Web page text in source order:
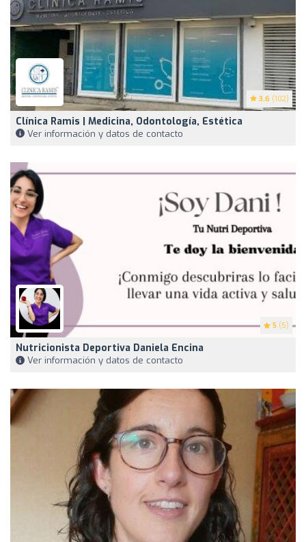
3.6 (102)
Clínica Ramis | Medicina, Odontología, Estética
Ver información y datos de contacto
5 (5)
Nutricionista Deportiva Daniela Encina
Ver información y datos de contacto